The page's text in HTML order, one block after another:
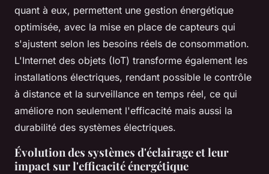
quant à eux, permettent une gestion énergétique
optimisée, avec la mise en place de capteurs qui
s'ajustent selon les besoins réels de consommation.
L'Internet des objets (IoT) transforme également les
installations électriques, rendant possible le contrôle
à distance et la surveillance en temps réel, ce qui
améliore non seulement l'efficacité mais aussi la
durabilité des systèmes électriques.
Évolution des systèmes d'éclairage et leur
impact sur l'efficacité énergétique